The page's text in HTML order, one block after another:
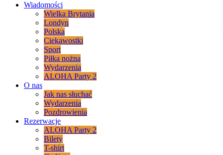
Wiadomości
Wielka Brytania
Londyn
Polska
Ciekawostki
Sport
Piłka nożna
Wydarzenia
ALOHA Party 2
O nas
Jak nas słuchać
Wydarzenia
Pozdrowienia
Rezerwacje
ALOHA Party 2
Bilety
T-shirt